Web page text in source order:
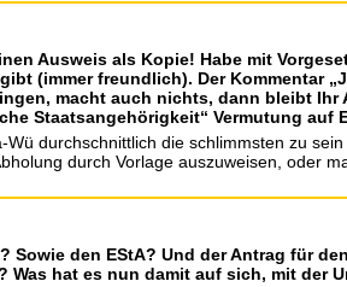
Ausweis als Kopie! Habe mit
(immer freundlich). Der Kommentar
macht auch nichts, dann bleibt
Staatsangehörigkeit“ Vermutung auf
durchschnittlich die schlimmsten zu
durch Vorlage auszuweisen, oder
Sowie den EStA? Und der Antrag für
Was hat es nun damit auf sich, mit der